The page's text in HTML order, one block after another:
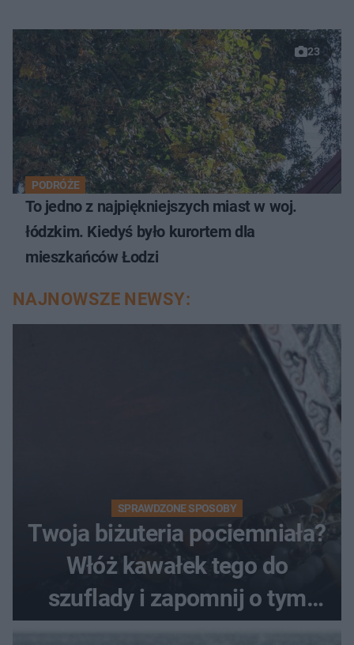
23
PODRÓŻE
To jedno z najpiękniejszych miast w woj.
łódzkim. Kiedyś było kurortem dla
mieszkańców Łodzi
NAJNOWSZE NEWSY:
SPRAWDZONE SPOSOBY
Twoja biżuteria pociemniała?
Włóż kawałek tego do
szuflady i zapomnij o tym
problemie. Sposób na